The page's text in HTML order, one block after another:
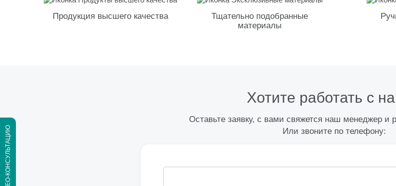
Продукция высшего качества
Тщательно подобранные
материалы
Хотите работать с
Оставьте заявку, с вами свяжется наш менеджер и
Или звоните по телефону: